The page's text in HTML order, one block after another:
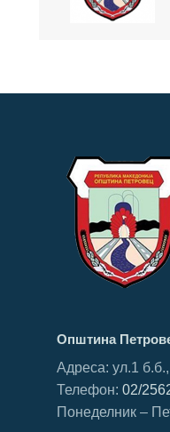
Општина
Адреса: ул.1
Телефон: 02/
Понеделник –